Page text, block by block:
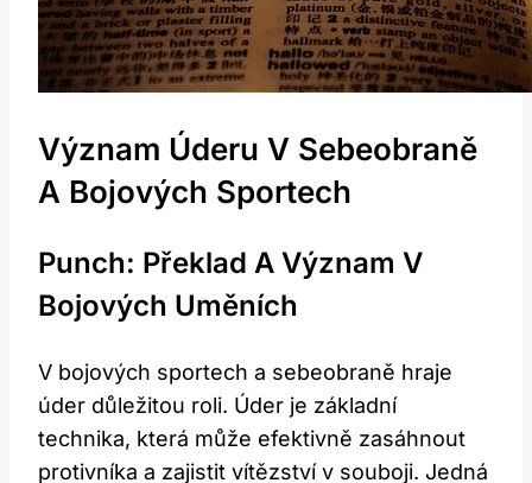
Význam Úderu V Sebeobraně
⁢a Bojových ⁢sportech
Punch: Překlad ⁣a Význam V
Bojových Uměních
V bojových ⁢sportech a ‍sebeobraně hraje
úder důležitou roli. Úder ​je​ základní
technika, ⁢která může efektivně zasáhnout ​
protivníka‍ a zajistit vítězství ⁤v ‌souboji. Jedná